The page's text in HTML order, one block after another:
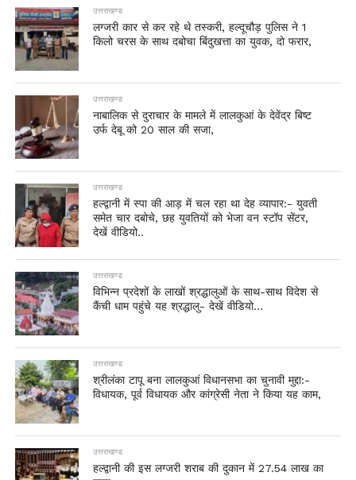
उत्तराखण्ड
लग्जरी कार से कर रहे थे तस्करी, हल्दूचौड़ पुलिस ने 1
किलो चरस के साथ दबोचा बिंदुखत्ता का युवक, दो फरार,
उत्तराखण्ड
नाबालिक से दुराचार के मामले में लालकुआं के देवेंद्र बिष्ट
उर्फ देबू को 20 साल की सजा,
उत्तराखण्ड
हल्द्वानी में स्पा की आड़ में चल रहा था देह व्यापार:- युवती
समेत चार दबोचे, छह युवतियों को भेजा वन स्टॉप सेंटर,
देखें वीडियो..
उत्तराखण्ड
विभिन्न प्रदेशों के लाखों श्रद्धालुओं के साथ-साथ विदेश से
कैंची धाम पहुंचे यह श्रद्धालु- देखें वीडियो…
उत्तराखण्ड
श्रीलंका टापू बना लालकुआं विधानसभा का चुनावी मुद्दा:-
विधायक, पूर्व विधायक और कांग्रेसी नेता ने किया यह काम,
उत्तराखण्ड
हल्द्वानी की इस लग्जरी शराब की दुकान में 27.54 लाख का